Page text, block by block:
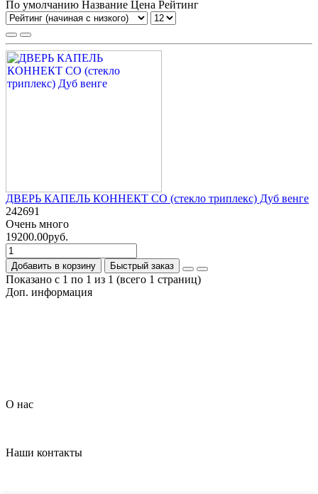
По умолчанию Название Цена Рейтинг
ДВЕРЬ КАПЕЛЬ КОННЕКТ СО (стекло триплекс) Дуб венге
242691
Очень много
19200.00руб.
Добавить в корзину Быстрый заказ
Показано с 1 по 1 из 1 (всего 1 страниц)
Доп. информация
О нас
Наши контакты